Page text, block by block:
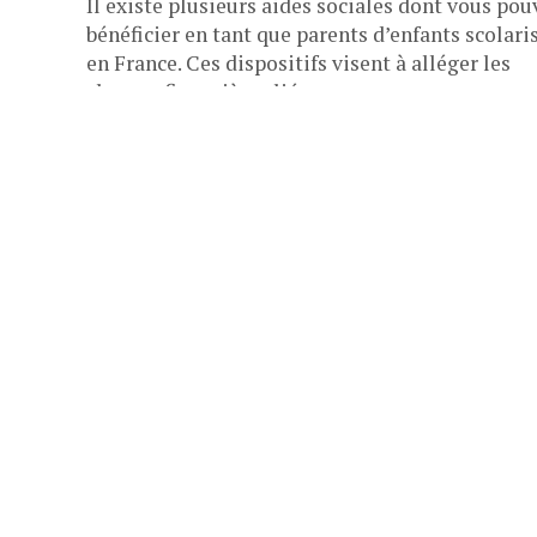
bénéficier en tant que parents d’enfants
en France. Ces dispositifs visent à alléger les
charges financières liées...